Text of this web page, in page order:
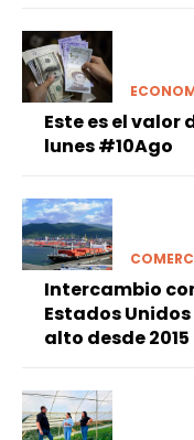
Este es el valor
lunes #10Ago
Intercambio
Estados
alto desde 2015